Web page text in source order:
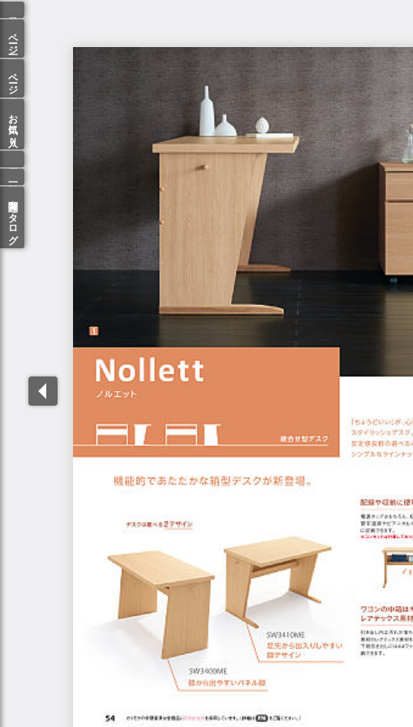
ページ一覧
ページ検索
お気に入り
関連カタログ